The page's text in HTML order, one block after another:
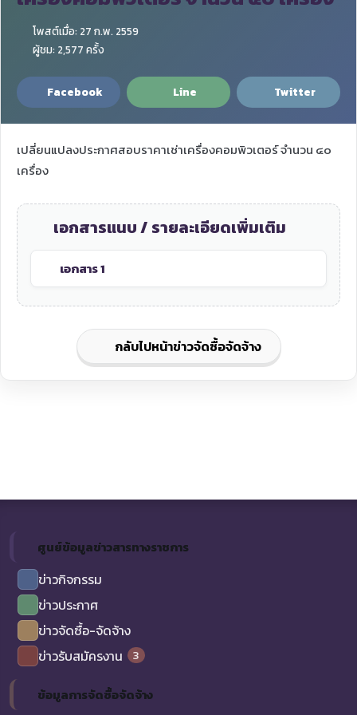
โพสต์เมื่อ: 27 ก.พ. 2559
ผู้ชม: 2,577 ครั้ง
Facebook Line Twitter
เปลี่ยนแปลงประกาศสอบราคาเช่าเครื่องคอมพิวเตอร์ จำนวน ๔๐
เครื่อง
เอกสารแนบ / รายละเอียดเพิ่มเติม
เอกสาร 1
กลับไปหน้าข่าวจัดซื้อจัดจ้าง
ศูนย์ข้อมูลข่าวสารทางราชการ
ข่าวกิจกรรม
ข่าวประกาศ
ข่าวจัดซื้อ-จัดจ้าง
ข่าวรับสมัครงาน
3
ข้อมูลการจัดซื้อจัดจ้าง